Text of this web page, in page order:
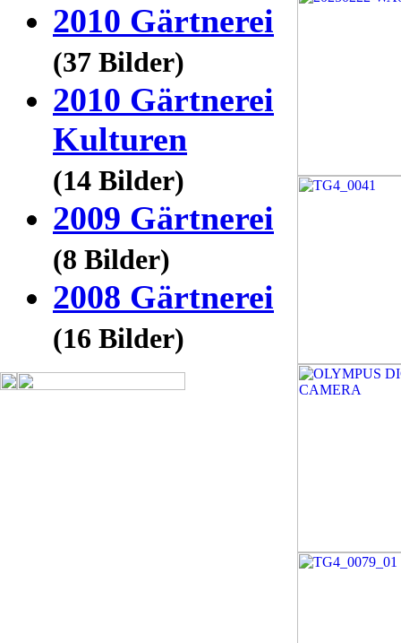
2010 Gärtnerei
(37 Bilder)
2010 Gärtnerei
Kulturen
(14 Bilder)
2009 Gärtnerei
(8 Bilder)
2008 Gärtnerei
(16 Bilder)